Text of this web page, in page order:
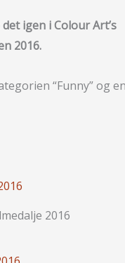
igen i Colour Art’s
2016.
“Funny” og
2016